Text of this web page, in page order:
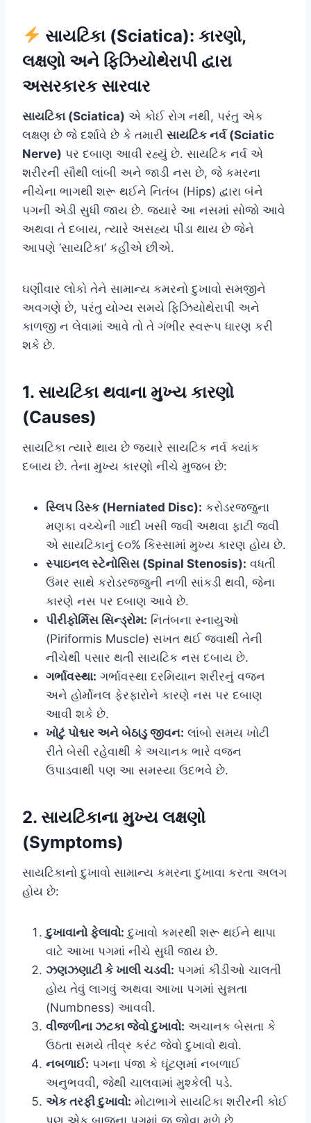
સાયટિકા (Sciatica): કારણો,
લક્ષણો અને ફિઝિયોથેરાપી દ્વારા
અસરકારક સારવાર
સાયટિકા (Sciatica) એ કોઈ રોગ નથી, પરંતુ એક
લક્ષણ છે જે દર્શાવે છે કે તમારી સાયટિક નર્વ (Sciatic
Nerve) પર દબાણ આવી રહ્યું છે. સાયટિક નર્વ એ
શરીરની સૌથી લાંબી અને જાડી નસ છે, જે કમરના
નીચેના ભાગથી શરૂ થઈને નિતંબ (Hips) દ્વારા બંને
પગની એડી સુધી જાય છે. જ્યારે આ નસમાં સોજો આવે
અથવા તે દબાય, ત્યારે અસહ્ય પીડા થાય છે જેને
આપણે ‘સાયટિકા’ કહીએ છીએ.
ઘણીવાર લોકો તેને સામાન્ય કમરનો દુખાવો સમજીને
અવગણે છે, પરંતુ યોગ્ય સમયે ફિઝિયોથેરાપી અને
કાળજી ન લેવામાં આવે તો તે ગંભીર સ્વરૂપ ધારણ કરી
શકે છે.
1. સાયટિકા થવાના મુખ્ય કારણો
(Causes)
સાયટિકા ત્યારે થાય છે જ્યારે સાયટિક નર્વ ક્યાંક
દબાય છે. તેના મુખ્ય કારણો નીચે મુજબ છે:
સ્લિપ ડિસ્ક (Herniated Disc): કરોડરજ્જુના
મણકા વચ્ચેની ગાદી ખસી જવી અથવા ફાટી જવી
એ સાયટિકાનું ૯૦% કિસ્સામાં મુખ્ય કારણ હોય છે.
સ્પાઇનલ સ્ટેનોસિસ (Spinal Stenosis): વધતી
ઉંમર સાથે કરોડરજ્જુની નળી સાંકડી થવી, જેના
કારણે નસ પર દબાણ આવે છે.
પીરીફોર્મિસ સિન્ડ્રોમ: નિતંબના સ્નાયુઓ
(Piriformis Muscle) સખત થઈ જવાથી તેની
નીચેથી પસાર થતી સાયટિક નસ દબાય છે.
ગર્ભાવસ્થા: ગર્ભાવસ્થા દરમિયાન શરીરનું વજન
અને હોર્મોનલ ફેરફારોને કારણે નસ પર દબાણ
આવી શકે છે.
ખોટું પોશ્ચર અને બેઠાડુ જીવન: લાંબો સમય ખોટી
રીતે બેસી રહેવાથી કે અચાનક ભારે વજન
ઉપાડવાથી પણ આ સમસ્યા ઉદભવે છે.
2. સાયટિકાના મુખ્ય લક્ષણો
(Symptoms)
સાયટિકાનો દુખાવો સામાન્ય કમરના દુખાવા કરતા અલગ
હોય છે:
દુખાવાનો ફેલાવો: દુખાવો કમરથી શરૂ થઈને થાપા
વાટે આખા પગમાં નીચે સુધી જાય છે.
ઝણઝણાટી કે ખાલી ચડવી: પગમાં કીડીઓ ચાલતી
હોય તેવું લાગવું અથવા આખા પગમાં સુન્નતા
(Numbness) આવવી.
વીજળીના ઝટકા જેવો દુખાવો: અચાનક બેસતા કે
ઉઠતા સમયે તીવ્ર કરંટ જેવો દુખાવો થવો.
નબળાઈ: પગના પંજા કે ઘૂંટણમાં નબળાઈ
અનુભવવી, જેથી ચાલવામાં મુશ્કેલી પડે.
એક તરફી દુખાવો: મોટાભાગે સાયટિકા શરીરની કોઈ
પણ એક બાજુના પગમાં જ જોવા મળે છે.